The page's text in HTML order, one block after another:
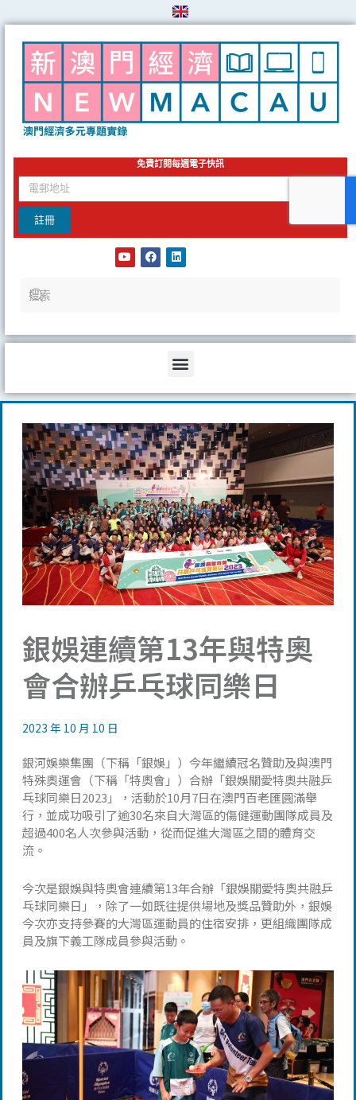
to
content
免費訂閱每週電子快訊
email
註冊
Y
o
F
a
L
i
Menu
銀娛連續第13年與特奧
會合辦乒乓球同樂日
2023 年 10 月 10 日
銀河娛樂集團（下稱「銀娛」）今年繼續冠名贊助及與澳門
特殊奧運會（下稱「特奧會」）合辦「銀娛關愛特奧共融乒
乓球同樂日2023」，活動於10月7日在澳門百老匯圓滿舉
行，並成功吸引了逾30名來自大灣區的傷健運動團隊成員及
超過400名人次參與活動，從而促進大灣區之間的體育交
流。
今次是銀娛與特奧會連續第13年合辦「銀娛關愛特奧共融乒
乓球同樂日」，除了一如既往提供場地及獎品贊助外，銀娛
今次亦支持參賽的大灣區運動員的住宿安排，更組織團隊成
員及旗下義工隊成員參與活動。